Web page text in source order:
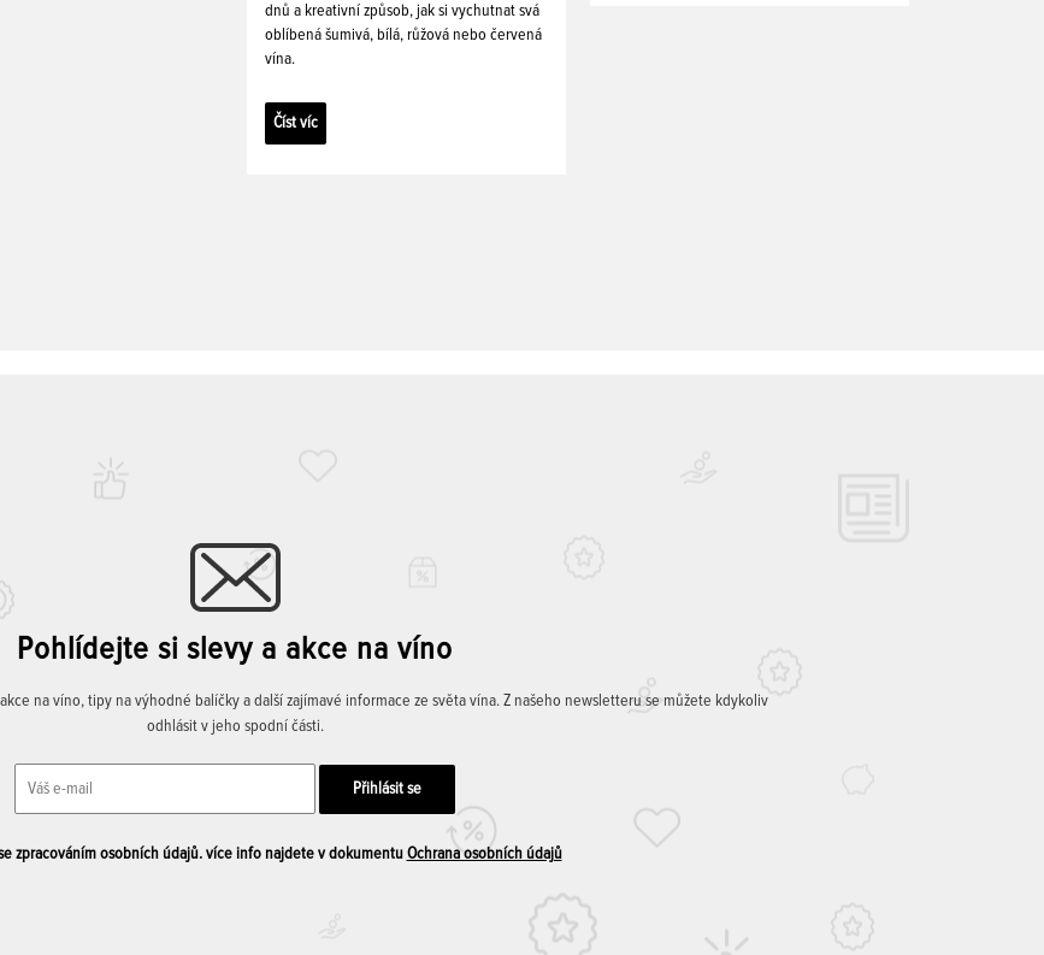
dnů a kreativní způsob, jak si vychutnat svá
oblíbená šumivá, bílá, růžová nebo červená
vína.
Číst víc
Pohlídejte si slevy a akce na víno
na víno, tipy na výhodné balíčky a další zajímavé informace ze světa vína. Z našeho newsletteru se můžete kdykoliv
odhlásit v jeho spodní části.
zpracováním osobních údajů. více info najdete v dokumentu Ochrana osobních údajů